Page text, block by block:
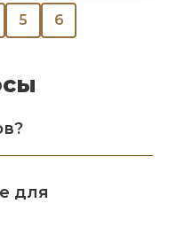
5 6
для